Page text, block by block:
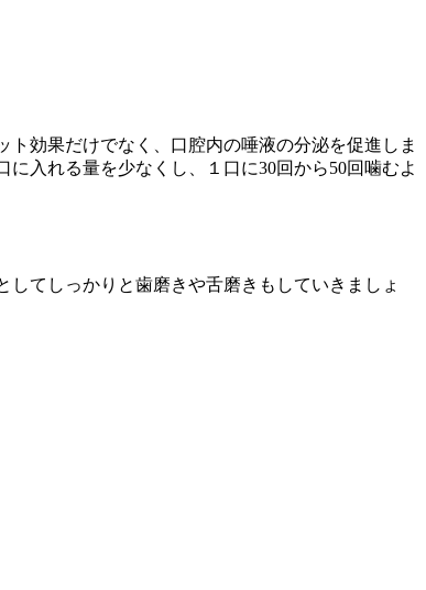
効果だけでなく、口腔内の唾液の分泌を促進しま
入れる量を少なくし、１口に30回から50回噛むよ
てしっかりと歯磨きや舌磨きもしていきましょ